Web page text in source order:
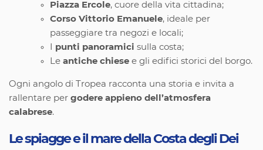
Piazza Ercole, cuore della vita cittadina;
Corso Vittorio Emanuele, ideale per
passeggiare tra negozi e locali;
punti panoramici sulla costa;
Le antiche chiese e gli edifici storici del borgo.
Ogni angolo di Tropea racconta una storia e invita a
rallentare per godere appieno dell’atmosfera
calabrese.
Le spiagge e il mare della Costa degli Dei